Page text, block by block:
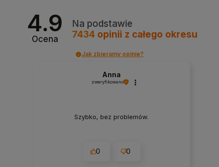
4.9
Ocena
Na podstawie
7434 opinii z całego okresu
Jak zbieramy opinie?
Anna
zweryfikowano
Szybko, bez problemów.
0 0